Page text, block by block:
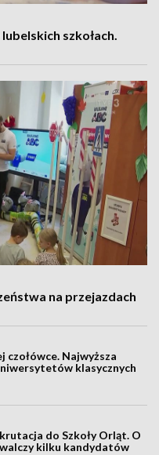
szkołach.
na przejazdach
czołówce. Najwyższa
klasycznych
do Szkoły Orląt. O
kilku kandydatów